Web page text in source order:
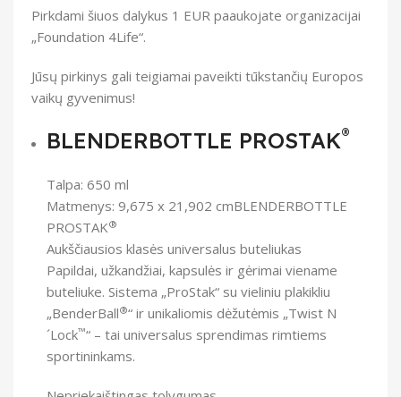
Pirkdami šiuos dalykus 1 EUR paaukojate organizacijai
„Foundation 4Life“.
Jūsų pirkinys gali teigiamai paveikti tūkstančių Europos
vaikų gyvenimus!
BLENDERBOTTLE PROSTAK®
Talpa: 650 ml
Matmenys: 9,675 x 21,902 cmBLENDERBOTTLE
PROSTAK®
Aukščiausios klasės universalus buteliukas
Papildai, užkandžiai, kapsulės ir gėrimai viename
buteliuke. Sistema „ProStak“ su vieliniu plakikliu
„BenderBall®“ ir unikaliomis dėžutėmis „Twist N
´Lock™“ – tai universalus sprendimas rimtiems
sportininkams.